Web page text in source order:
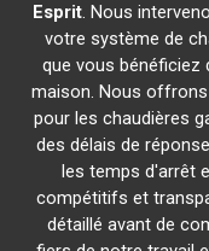
Esprit. Nous
votre système de
que vous bénéficiez
maison. Nous
pour les chaudières
des délais de
les temps d'arrêt
compétitifs et
détaillé avant de